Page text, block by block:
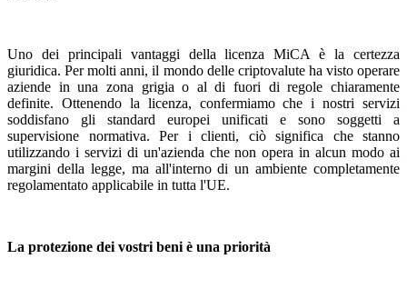
Uno dei principali vantaggi della licenza MiCA è la certezza
giuridica. Per molti anni, il mondo delle criptovalute ha visto operare
aziende in una zona grigia o al di fuori di regole chiaramente
definite. Ottenendo la licenza, confermiamo che i nostri servizi
soddisfano gli standard europei unificati e sono soggetti a
supervisione normativa. Per i clienti, ciò significa che stanno
utilizzando i servizi di un'azienda che non opera in alcun modo ai
margini della legge, ma all'interno di un ambiente completamente
regolamentato applicabile in tutta l'UE.
La protezione dei vostri beni è una priorità